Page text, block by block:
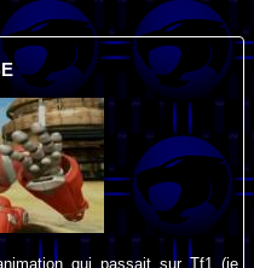
qui passait sur Tf1 (je